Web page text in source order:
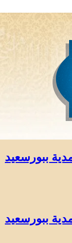
ببورسعيد
ببورسعيد